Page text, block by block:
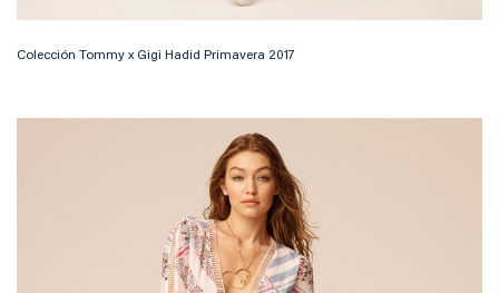
Colección Tommy x Gigi Hadid Primavera 2017